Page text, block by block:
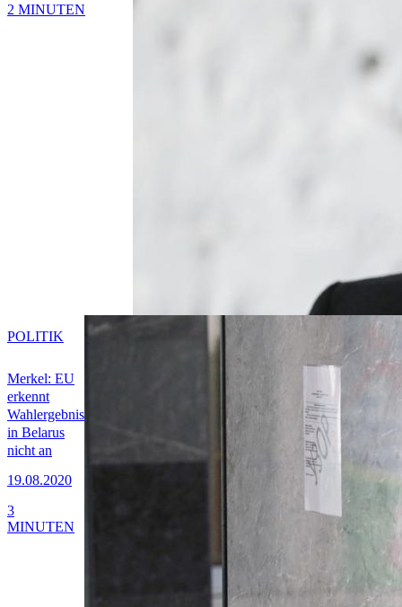
2 MINUTEN
Merkel: EU
erkennt
Wahlergebnis
in Belarus
nicht an
19.08.2020
POLITIK
3
MINUTEN